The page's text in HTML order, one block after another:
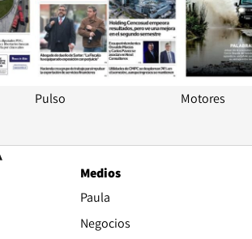
Pulso Motores
Medios
Paula
Negocios